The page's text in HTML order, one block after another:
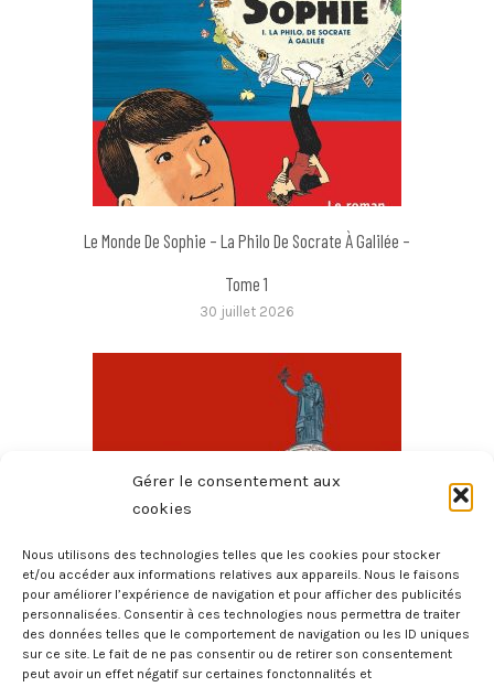
Gérer le consentement aux
cookies
Nous utilisons des technologies telles que les cookies pour stocker
et/ou accéder aux informations relatives aux appareils. Nous le faisons
pour améliorer l’expérience de navigation et pour afficher des publicités
personnalisées. Consentir à ces technologies nous permettra de traiter
des données telles que le comportement de navigation ou les ID uniques
sur ce site. Le fait de ne pas consentir ou de retirer son consentement
peut avoir un effet négatif sur certaines fonctonnalités et
Le Monde De Sophie – La Philo De Socrate À Galilée –
Tome 1
30 juillet 2026
Toute La Philo En BD – L’État
8 février 2026